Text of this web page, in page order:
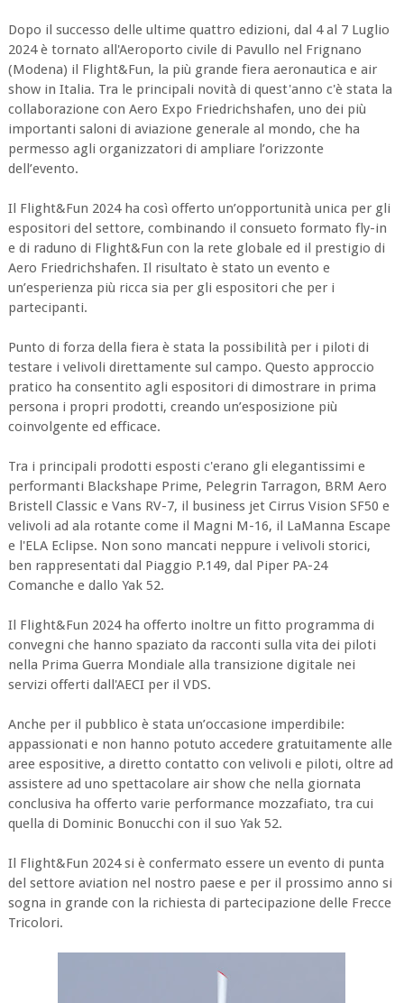
Dopo il successo delle ultime quattro edizioni, dal 4 al 7 Luglio
2024 è tornato all'Aeroporto civile di Pavullo nel Frignano
(Modena) il Flight&Fun, la più grande fiera aeronautica e air
show in Italia. Tra le principali novità di quest'anno c'è stata la
collaborazione con Aero Expo Friedrichshafen, uno dei più
importanti saloni di aviazione generale al mondo, che ha
permesso agli organizzatori di ampliare l’orizzonte
dell’evento.
Il Flight&Fun 2024 ha così offerto un’opportunità unica per gli
espositori del settore, combinando il consueto formato fly-in
e di raduno di Flight&Fun con la rete globale ed il prestigio di
Aero Friedrichshafen. Il risultato è stato un evento e
un’esperienza più ricca sia per gli espositori che per i
partecipanti.
Punto di forza della fiera è stata la possibilità per i piloti di
testare i velivoli direttamente sul campo. Questo approccio
pratico ha consentito agli espositori di dimostrare in prima
persona i propri prodotti, creando un’esposizione più
coinvolgente ed efficace.
Tra i principali prodotti esposti c'erano gli elegantissimi e
performanti Blackshape Prime, Pelegrin Tarragon, BRM Aero
Bristell Classic e Vans RV-7, il business jet Cirrus Vision SF50 e
velivoli ad ala rotante come il Magni M-16, il LaManna Escape
e l'ELA Eclipse. Non sono mancati neppure i velivoli storici,
ben rappresentati dal Piaggio P.149, dal Piper PA-24
Comanche e dallo Yak 52.
Il Flight&Fun 2024 ha offerto inoltre un fitto programma di
convegni che hanno spaziato da racconti sulla vita dei piloti
nella Prima Guerra Mondiale alla transizione digitale nei
servizi offerti dall'AECI per il VDS.
Anche per il pubblico è stata un’occasione imperdibile:
appassionati e non hanno potuto accedere gratuitamente alle
aree espositive, a diretto contatto con velivoli e piloti, oltre ad
assistere ad uno spettacolare air show che nella giornata
conclusiva ha offerto varie performance mozzafiato, tra cui
quella di Dominic Bonucchi con il suo Yak 52.
Il Flight&Fun 2024 si è confermato essere un evento di punta
del settore aviation nel nostro paese e per il prossimo anno si
sogna in grande con la richiesta di partecipazione delle Frecce
Tricolori.